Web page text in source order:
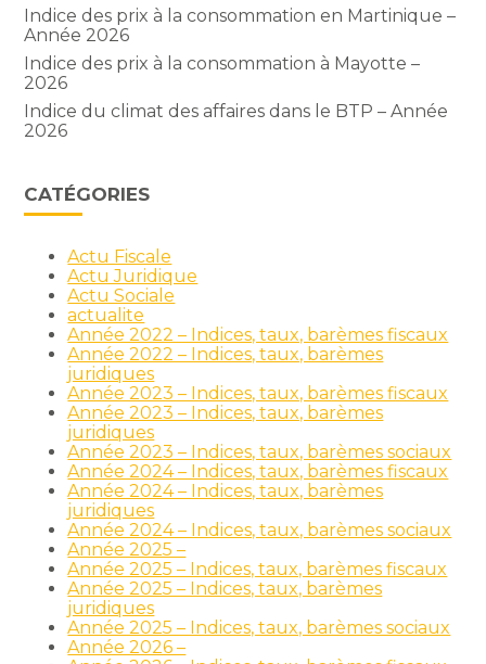
Indice des prix à la consommation en Martinique –
Année 2026
Indice des prix à la consommation à Mayotte –
2026
Indice du climat des affaires dans le BTP – Année
2026
CATÉGORIES
Actu Fiscale
Actu Juridique
Actu Sociale
actualite
Année 2022 – Indices, taux, barèmes fiscaux
Année 2022 – Indices, taux, barèmes
juridiques
Année 2023 – Indices, taux, barèmes fiscaux
Année 2023 – Indices, taux, barèmes
juridiques
Année 2023 – Indices, taux, barèmes sociaux
Année 2024 – Indices, taux, barèmes fiscaux
Année 2024 – Indices, taux, barèmes
juridiques
Année 2024 – Indices, taux, barèmes sociaux
Année 2025 –
Année 2025 – Indices, taux, barèmes fiscaux
Année 2025 – Indices, taux, barèmes
juridiques
Année 2025 – Indices, taux, barèmes sociaux
Année 2026 –